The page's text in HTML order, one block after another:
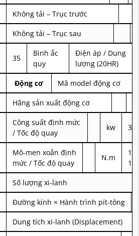
Không tải – Trục trước
Không tải – Trục sau
35
Bình ắc
quy
Điện áp / Dung
lượng (20HR)
Động cơ Mã model động cơ
Hãng sản xuất động cơ
Công suất định mức
/ Tốc độ quay
kw
Mô-men xoắn định
mức / Tốc độ quay
N.m
Số lượng xi-lanh
Đường kính × Hành trình pít-tông
Dung tích xi-lanh (Displacement)